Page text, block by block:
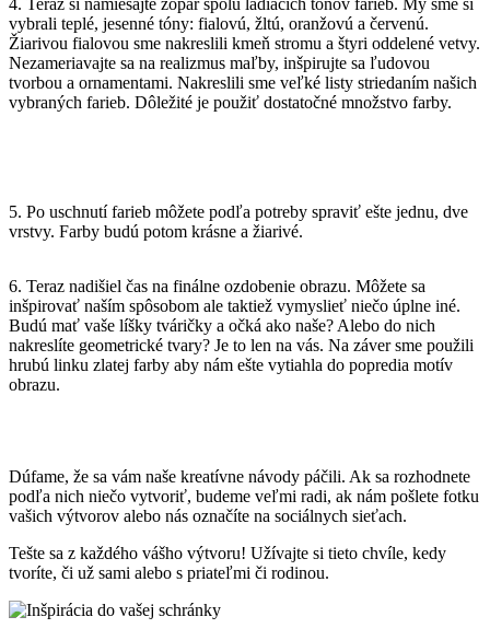
4. Teraz si namiešajte zopár spolu ladiacich tónov farieb. My sme si
vybrali teplé, jesenné tóny: fialovú, žltú, oranžovú a červenú.
Žiarivou fialovou sme nakreslili kmeň stromu a štyri oddelené vetvy.
Nezameriavajte sa na realizmus maľby, inšpirujte sa ľudovou
tvorbou a ornamentami. Nakreslili sme veľké listy striedaním našich
vybraných farieb. Dôležité je použiť dostatočné množstvo farby.
5. Po uschnutí farieb môžete podľa potreby spraviť ešte jednu, dve
vrstvy. Farby budú potom krásne a žiarivé.
6. Teraz nadišiel čas na finálne ozdobenie obrazu. Môžete sa
inšpirovať naším spôsobom ale taktiež vymyslieť niečo úplne iné.
Budú mať vaše líšky tváričky a očká ako naše? Alebo do nich
nakreslíte geometrické tvary? Je to len na vás. Na záver sme použili
hrubú linku zlatej farby aby nám ešte vytiahla do popredia motív
obrazu.
Dúfame, že sa vám naše kreatívne návody páčili. Ak sa rozhodnete
podľa nich niečo vytvoriť, budeme veľmi radi, ak nám pošlete fotku
vašich výtvorov alebo nás označíte na sociálnych sieťach.
Tešte sa z každého vášho výtvoru! Užívajte si tieto chvíle, kedy
tvoríte, či už sami alebo s priateľmi či rodinou.